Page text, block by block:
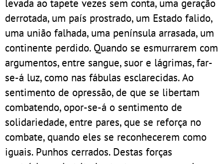
levada ao tapete vezes sem conta, uma geração
derrotada, um país prostrado, um Estado falido,
uma união falhada, uma península arrasada, um
continente perdido. Quando se esmurrarem com
argumentos, entre sangue, suor e lágrimas, far-
se-á luz, como nas fábulas esclarecidas. Ao
sentimento de opressão, de que se libertam
combatendo, opor-se-á o sentimento de
solidariedade, entre pares, que se reforça no
combate, quando eles se reconhecerem como
iguais. Punhos cerrados. Destas forças